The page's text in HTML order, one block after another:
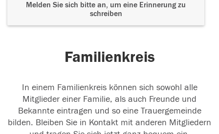
Melden Sie sich bitte an, um eine Erinnerung zu
schreiben
Familienkreis
In einem Familienkreis können sich sowohl alle
Mitglieder einer Familie, als auch Freunde und
Bekannte eintragen und so eine Trauergemeinde
bilden. Bleiben Sie in Kontakt mit anderen Mitgliedern